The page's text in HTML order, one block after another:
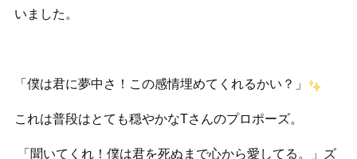
いました。
「僕は君に夢中さ！この感情埋めてくれるかい？」
これは普段はとても穏やかなTさんのプロポーズ。
「聞いてくれ！僕は君を死ぬまで心から愛してる。」ズ